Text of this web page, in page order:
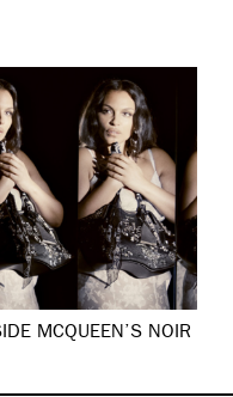
MCQUEEN’S NOIR